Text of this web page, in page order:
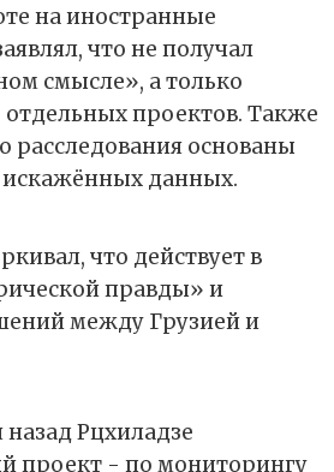
на иностранные
что не получал
смысле», а только
проектов. Также
расследования основаны
данных.
что действует в
правды» и
между Грузией и
Рцхиладзе
проект - по мониторингу